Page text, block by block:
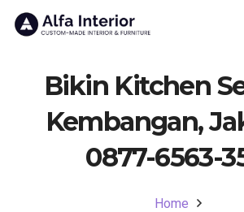
Bikin Kitchen
Kembangan,
0877-6563-
Home